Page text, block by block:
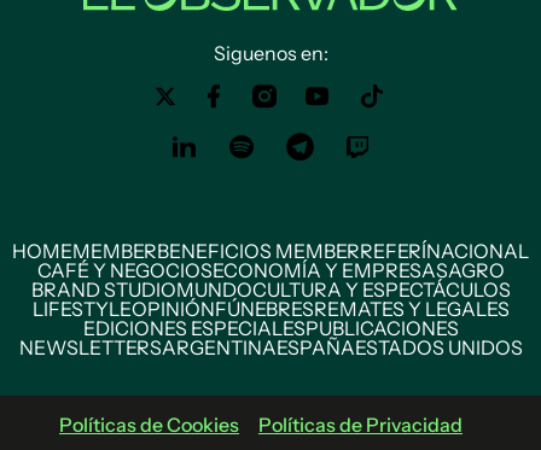
Siguenos en:
HOMEMEMBERBENEFICIOS MEMBERREFERÍNACIONAL
CAFÉ Y NEGOCIOSECONOMÍA Y EMPRESASAGRO
BRAND STUDIOMUNDOCULTURA Y ESPECTÁCULOS
LIFESTYLEOPINIÓNFÚNEBRESREMATES Y LEGALES
EDICIONES ESPECIALESPUBLICACIONES
NEWSLETTERSARGENTINAESPAÑAESTADOS UNIDOS
Políticas de Cookies Políticas de Privacidad